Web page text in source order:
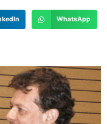
WhatsApp